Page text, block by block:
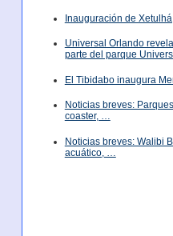
Inauguración de
Universal Orlando
parte del parque
El Tibidabo inaugura
Noticias breves:
coaster, …
Noticias breves: Walibi
acuático, …